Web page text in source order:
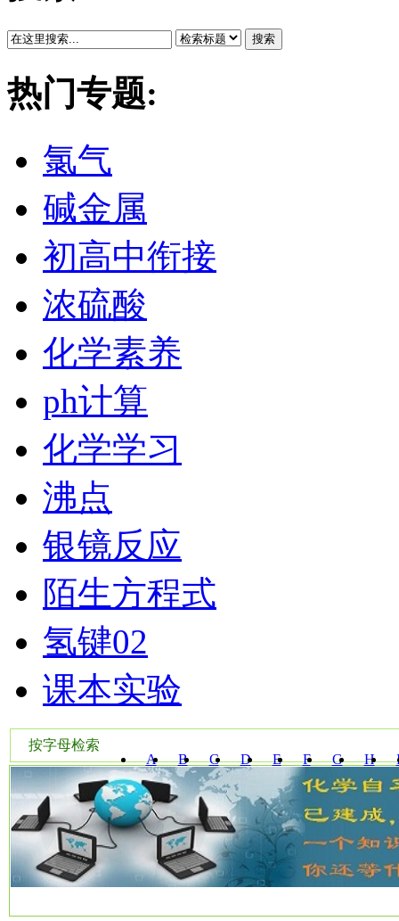
搜索
热门专题:
氯气
碱金属
初高中衔接
浓硫酸
化学素养
ph计算
化学学习
沸点
银镜反应
陌生方程式
氢键02
课本实验
按字母检索
A
B C D E F G H
W Y